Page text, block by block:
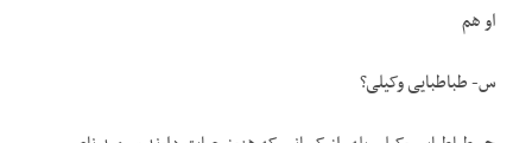
او هم
س- طباطبایی وکیلی؟